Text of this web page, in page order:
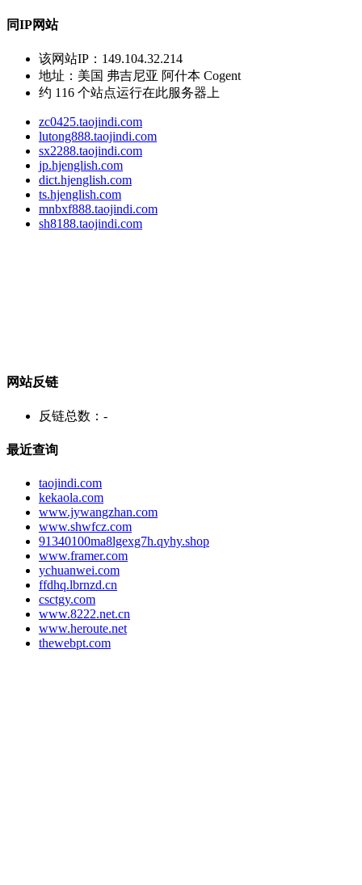
同IP网站
该网站IP： 149.104.32.214
地址： 美国 弗吉尼亚 阿什本 Cogent
约 116 个站点运行在此服务器上
zc0425.taojindi.com
lutong888.taojindi.com
sx2288.taojindi.com
jp.hjenglish.com
dict.hjenglish.com
ts.hjenglish.com
mnbxf888.taojindi.com
sh8188.taojindi.com
网站反链
反链总数： -
最近查询
taojindi.com
kekaola.com
www.jywangzhan.com
www.shwfcz.com
91340100ma8lgexg7h.qyhy.shop
www.framer.com
ychuanwei.com
ffdhq.lbrnzd.cn
csctgy.com
www.8222.net.cn
www.heroute.net
thewebpt.com